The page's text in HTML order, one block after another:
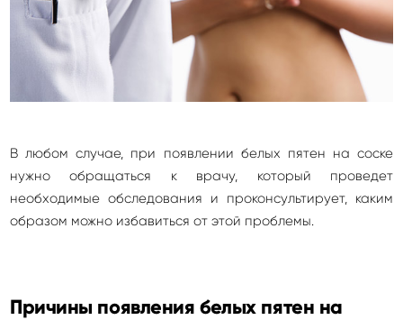
В любом случае, при появлении белых пятен на соске
нужно обращаться к врачу, который проведет
необходимые обследования и проконсультирует, каким
образом можно избавиться от этой проблемы.
Причины появления белых пятен на